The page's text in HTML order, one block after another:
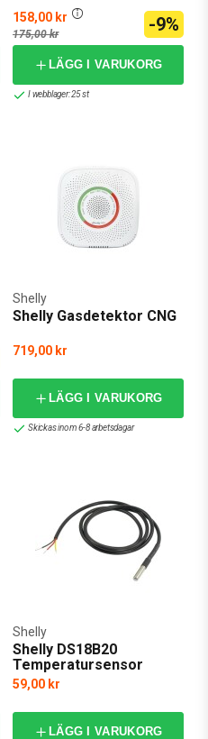
158,00 kr
175,00 kr -9%
LÄGG I VARUKORG
I webblager: 25 st
Shelly Gasdetektor CNG
Shelly
719,00 kr
LÄGG I VARUKORG
Skickas inom 6-8 arbetsdagar
Shelly DS18B20
Temperatursensor
Shelly
59,00 kr
LÄGG I VARUKORG